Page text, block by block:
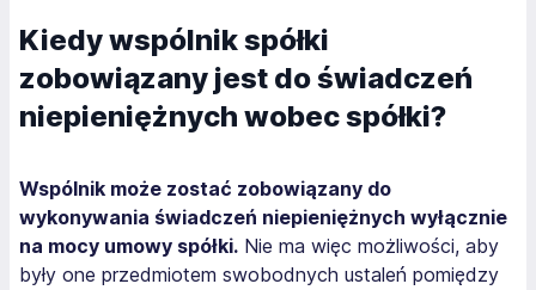
Kiedy wspólnik spółki
zobowiązany jest do świadczeń
niepieniężnych wobec spółki?
Wspólnik może zostać zobowiązany do
wykonywania świadczeń niepieniężnych wyłącznie
na mocy umowy spółki. Nie ma więc możliwości, aby
były one przedmiotem swobodnych ustaleń pomiędzy